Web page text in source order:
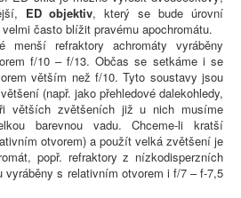
ED objektiv, který se bude úrovní
často blížit pravému apochromátu.
menší refraktory achromáty vyráběny
f/10 – f/13. Občas se setkáme i se
větším než f/10. Tyto soustavy jsou
(např. jako přehledové dalekohledy,
větších zvětšeních již u nich musíme
barevnou vadu. Chceme-li kratší
otvorem) a použít velká zvětšení je
popř. refraktory z nízkodisperzních
vyráběny s relativním otvorem i f/7 – f-7,5